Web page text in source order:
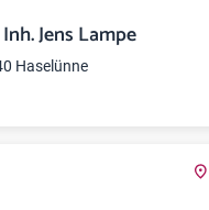
Jens Lampe
Haselünne